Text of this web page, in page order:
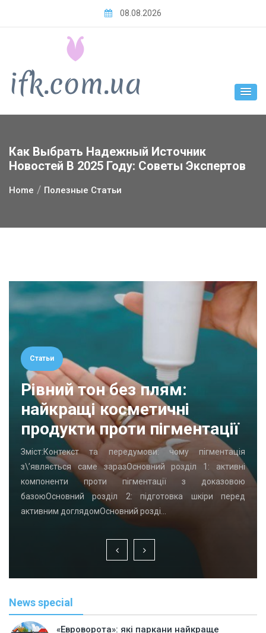
08.08.2026
Как Выбрать Надежный Источник
Новостей В 2025 Году: Советы Экспертов
Home Полезные Статьи
Статьи
Рівний тон без плям:
найкращі косметичні
продукти проти пігментації
Зміст:Контекст та передумови: чому пігментація
з\’являється саме заразОсновний розділ 1: активні
компоненти проти пігментації з доказовою
базоюОсновний розділ 2: підготовка шкіри перед
активним доглядомОсновний розді…
News special
«Евроворота»: які паркани найкраще